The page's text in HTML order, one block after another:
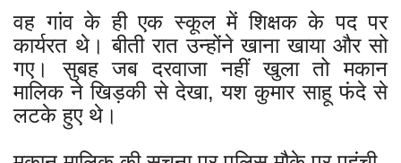
वह गांव के ही एक स्कूल में शिक्षक के पद पर
कार्यरत थे। बीती रात उन्होंने खाना खाया और सो
गए। सुबह जब दरवाजा नहीं खुला तो मकान
मालिक ने खिड़की से देखा, यश कुमार साहू फंदे से
लटके हुए थे।